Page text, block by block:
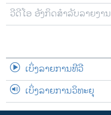
ວີດີໂອ ອັງກິດສຳລັບລາຍງານ
ເບິ່ງລາຍການທີວີ
ເບິ່ງລາຍການວິທະຍຸ